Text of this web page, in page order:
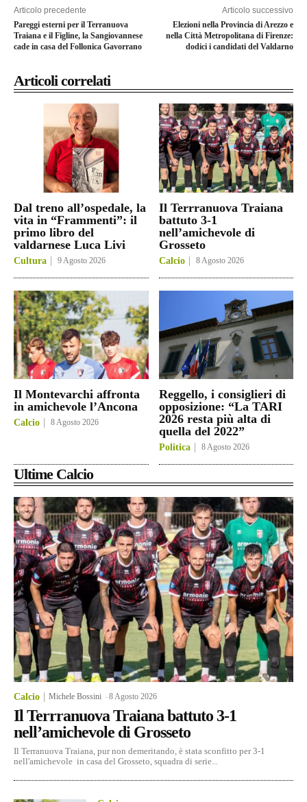
Articolo precedente
Pareggi esterni per il Terranuova
Traiana e il Figline, la Sangiovannese
cade in casa del Follonica Gavorrano
Articolo successivo
Elezioni nella Provincia di Arezzo e
nella Città Metropolitana di Firenze:
dodici i candidati del Valdarno
Articoli correlati
Dal treno all’ospedale, la
vita in “Frammenti”: il
primo libro del
valdarnese Luca Livi
Cultura 9 Agosto 2026
Il Terrranuova Traiana
battuto 3-1
nell’amichevole di
Grosseto
Calcio 8 Agosto 2026
Il Montevarchi affronta
in amichevole l’Ancona
Calcio 8 Agosto 2026
Reggello, i consiglieri di
opposizione: “La TARI
2026 resta più alta di
quella del 2022”
Politica 8 Agosto 2026
Ultime Calcio
Calcio Michele Bossini -8 Agosto 2026
Il Terrranuova Traiana battuto 3-1
nell’amichevole di Grosseto
Il Terranuova Traiana, pur non demeritando, è stata sconfitto per 3-1
nell'amichevole in casa del Grosseto, squadra di serie...